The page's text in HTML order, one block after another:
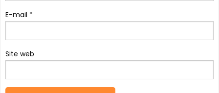
E-mail *
Site web